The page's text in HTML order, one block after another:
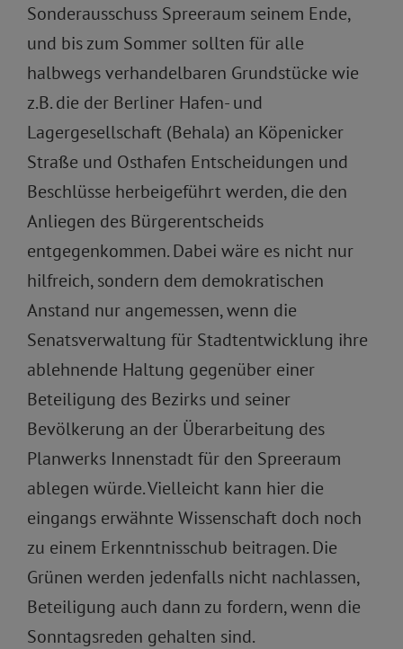
Sonderausschuss Spreeraum seinem Ende,
und bis zum Sommer sollten für alle
halbwegs verhandelbaren Grundstücke wie
z.B. die der Berliner Hafen- und
Lagergesellschaft (Behala) an Köpenicker
Straße und Osthafen Entscheidungen und
Beschlüsse herbeigeführt werden, die den
Anliegen des Bürgerentscheids
entgegenkommen. Dabei wäre es nicht nur
hilfreich, sondern dem demokratischen
Anstand nur angemessen, wenn die
Senatsverwaltung für Stadtentwicklung ihre
ablehnende Haltung gegenüber einer
Beteiligung des Bezirks und seiner
Bevölkerung an der Überarbeitung des
Planwerks Innenstadt für den Spreeraum
ablegen würde. Vielleicht kann hier die
eingangs erwähnte Wissenschaft doch noch
zu einem Erkenntnisschub beitragen. Die
Grünen werden jedenfalls nicht nachlassen,
Beteiligung auch dann zu fordern, wenn die
Sonntagsreden gehalten sind.